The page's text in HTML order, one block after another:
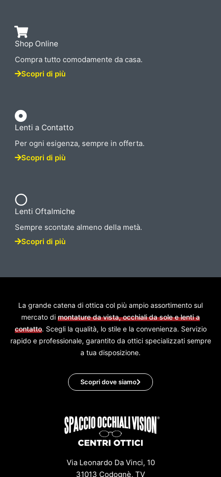
Shop Online
Compra tutto comodamente da casa.
Scopri di più
Lenti a Contatto
Per ogni esigenza, sempre in offerta.
Scopri di più
Lenti Oftalmiche
Sempre scontate almeno della metà.
Scopri di più
La grande catena di ottica col più ampio assortimento sul
mercato di montature da vista, occhiali da sole e lenti a
contatto. Scegli la qualità, lo stile e la convenienza. Servizio
rapido e professionale, garantito da ottici specializzati sempre
a tua disposizione.
Scopri dove siamo
Via Leonardo Da Vinci, 10
31013 Codognè, TV